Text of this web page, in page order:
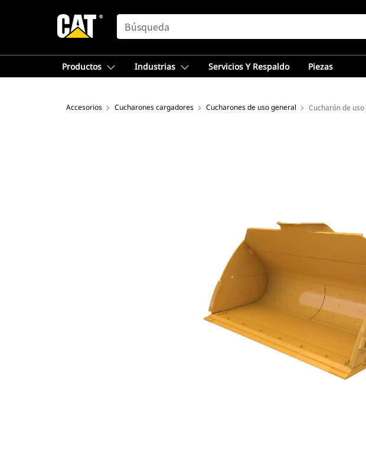
SEARCH
Productos Industrias Servicios Y Respaldo Piezas
Accesorios Cucharones cargadores Cucharones de uso general Cucharón de uso